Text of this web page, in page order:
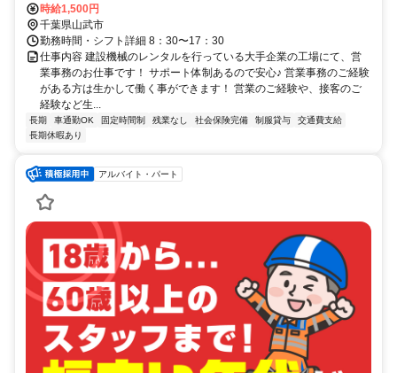
名駅から車で11分
時給1,500円
千葉県山武市
勤務時間・シフト詳細 8：30〜17：30
仕事内容 建設機械のレンタルを行っている大手企業の工場にて、営
業事務のお仕事です！ サポート体制あるので安心♪ 営業事務のご経験
がある方は生かして働く事ができます！ 営業のご経験や、接客のご
経験など生...
長期 車通勤OK 固定時間制 残業なし 社会保険完備 制服貸与
交通費支給
長期休暇あり
アルバイト・パート